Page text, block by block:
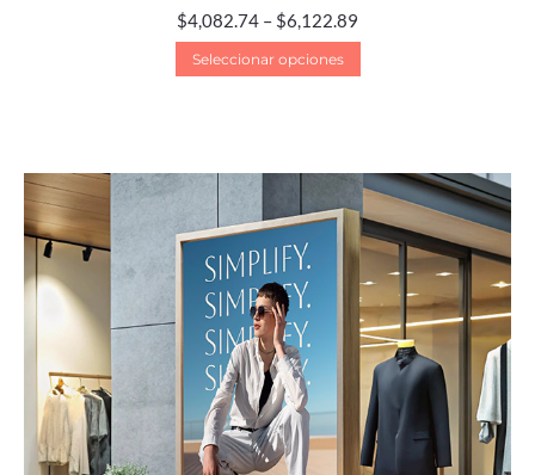
$4,082.74 – $6,122.89
Seleccionar opciones